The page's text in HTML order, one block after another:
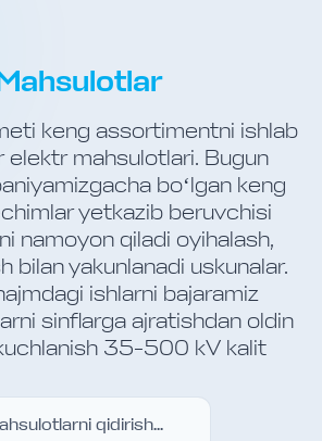
keng assortimentni ishlab
elektr mahsulotlari. Bugun
boʻlgan keng
yetkazib beruvchisi
namoyon qiladi oyihalash,
bilan yakunlanadi uskunalar.
ishlarni bajaramiz
sinflarga ajratishdan oldin
35-500 kV kalit